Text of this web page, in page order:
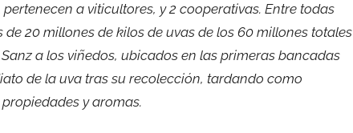
a viticultores, y 2 cooperativas. Entre todas
20 millones de kilos de uvas de los 60 millones totales
a los viñedos, ubicados en las primeras bancadas
de la uva tras su recolección, tardando como
y aromas.